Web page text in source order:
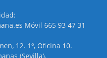
Móvil 665 93 47 31
12. 1º, Oficina 10.
(Sevilla).